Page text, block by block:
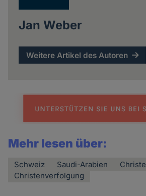
Jan Weber
Weitere Artikel des Autoren
Mehr lesen über:
Schweiz Saudi-Arabien
Christenverfolgung